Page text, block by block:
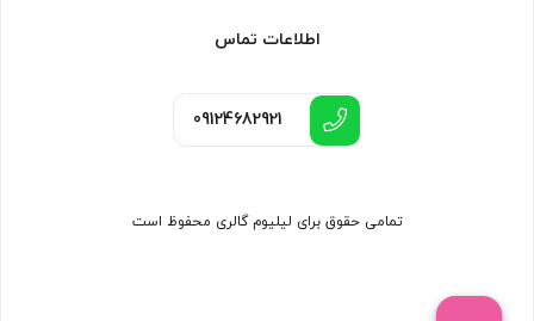
اطلاعات تماس
09124682921
تمامی حقوق برای لیلیوم گالری محفوظ است